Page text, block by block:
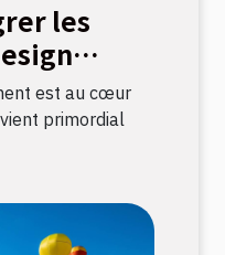
les
est au cœur
primordial